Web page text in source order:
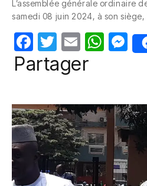
e
b
o
o
er
s
A
p
e
n
g
L’assemblée générale ordinaire
samedi 08 juin 2024, à son
F
a
e
b
o
o
k
T
w
itt
er
E
m
W
s
A
p
p
M
e
e
n
g
er
Partager